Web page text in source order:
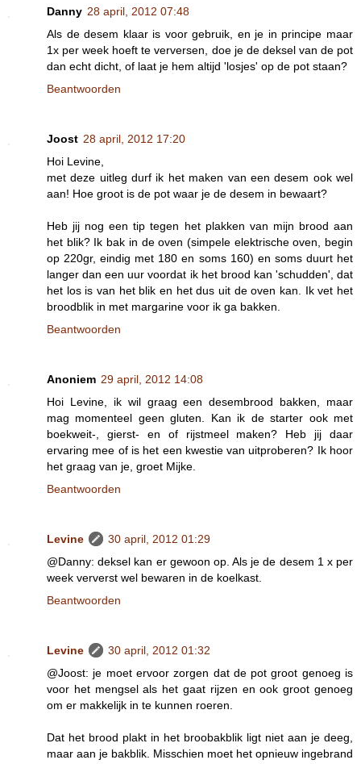
Danny 28 april, 2012 07:48
Als de desem klaar is voor gebruik, en je in principe maar
1x per week hoeft te verversen, doe je de deksel van de pot
dan echt dicht, of laat je hem altijd 'losjes' op de pot staan?
Beantwoorden
Joost 28 april, 2012 17:20
Hoi Levine,
met deze uitleg durf ik het maken van een desem ook wel
aan! Hoe groot is de pot waar je de desem in bewaart?
Heb jij nog een tip tegen het plakken van mijn brood aan
het blik? Ik bak in de oven (simpele elektrische oven, begin
op 220gr, eindig met 180 en soms 160) en soms duurt het
langer dan een uur voordat ik het brood kan 'schudden', dat
het los is van het blik en het dus uit de oven kan. Ik vet het
broodblik in met margarine voor ik ga bakken.
Beantwoorden
Anoniem 29 april, 2012 14:08
Hoi Levine, ik wil graag een desembrood bakken, maar
mag momenteel geen gluten. Kan ik de starter ook met
boekweit-, gierst- en of rijstmeel maken? Heb jij daar
ervaring mee of is het een kwestie van uitproberen? Ik hoor
het graag van je, groet Mijke.
Beantwoorden
Levine
30 april, 2012 01:29
@Danny: deksel kan er gewoon op. Als je de desem 1 x per
week ververst wel bewaren in de koelkast.
Beantwoorden
Levine
30 april, 2012 01:32
@Joost: je moet ervoor zorgen dat de pot groot genoeg is
voor het mengsel als het gaat rijzen en ook groot genoeg
om er makkelijk in te kunnen roeren.
Dat het brood plakt in het broobakblik ligt niet aan je deeg,
maar aan je bakblik. Misschien moet het opnieuw ingebrand